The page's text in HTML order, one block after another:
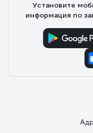
Установите
информация по